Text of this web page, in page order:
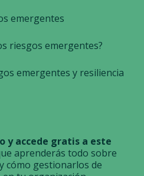
emergentes
riesgos emergentes?
emergentes y resiliencia
y accede gratis a este
aprenderás todo sobre
cómo gestionarlos de